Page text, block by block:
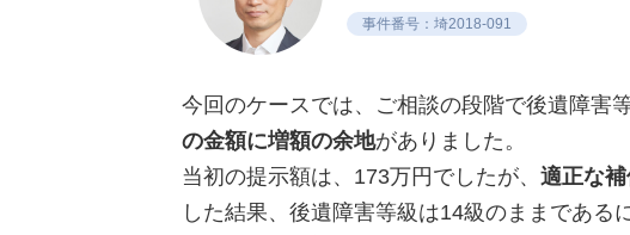
事件番号：埼2018-091
今回のケースでは、ご相談の段階で後遺障害
の金額に増額の余地がありました。
当初の提示額は、173万円でしたが、 適正な
した結果、後遺障害等級は14級のままである